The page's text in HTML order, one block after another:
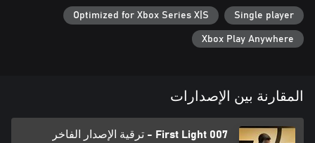
Single player
Optimized for Xbox Series X|S
Xbox Play Anywhere
المقارنة بين الإصدارات
007 First Light - ترقية الإصدار الفاخر